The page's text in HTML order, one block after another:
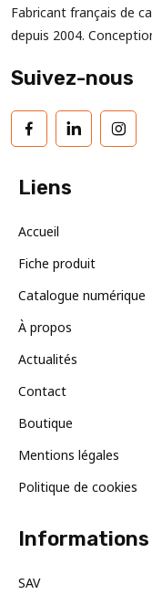
Fabricant français de
depuis 2004.
Suivez-nous
FacebookLinkedIn
Liens
Accueil
Fiche produit
Catalogue numérique
À propos
Actualités
Contact
Boutique
Mentions légales
Politique de cookies
Informations
SAV